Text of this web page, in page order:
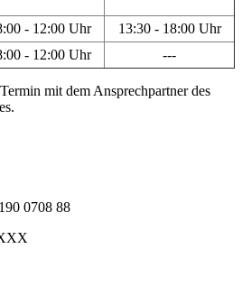
- 12:00 Uhr
13:30 - 18:00 Uhr
- 12:00 Uhr ---
mit dem Ansprechpartner des
0708 88